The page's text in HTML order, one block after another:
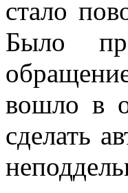
стало
Было
вошло в
сделать